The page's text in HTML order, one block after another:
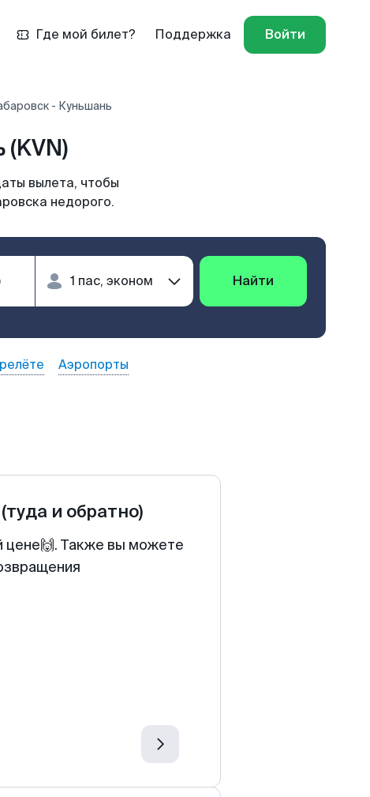
Где мой билет? Поддержка Войти
- Куньшань
вылета, чтобы
недорого.
Найти
Аэропорты
(туда и обратно)
цене🙌. Также вы можете